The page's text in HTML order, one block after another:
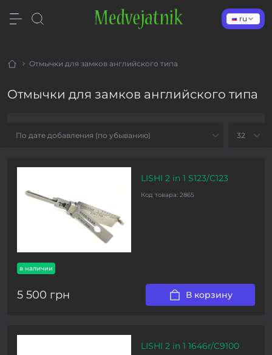
ru
Отмычки для замков английского типа
Отмычки для замков английского типа
в наличии
LISHI 2 in 1 S123/C123
Код товара: 2865
5 500 грн В корзину
LISHI 2 in 1 1646r/C9100